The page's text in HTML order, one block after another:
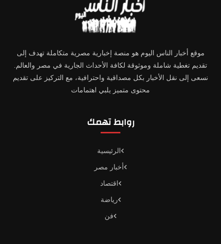
موقع أخبار الناس اليوم هو منصة إخبارية مصرية متكاملة تهدف إلى
تقديم تغطية شاملة وموثوقة لكافة الأحداث الجارية في مصر والعالم.
نسعى إلى نقل الأخبار بكل مصداقية واحترافية، مع التركيز على تقديم
محتوى متميز يلبي اهتمامات
روابط تهمك
الرئيسية
أخبار مصر
اقتصاد
رياضة
فن